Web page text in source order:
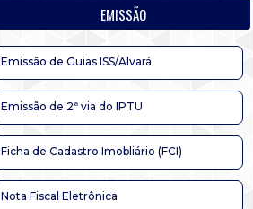
EMISSÃO
Emissão de Guias ISS/Alvará
Emissão de 2ª via do IPTU
Ficha de Cadastro Imobliário (FCI)
Nota Fiscal Eletrônica